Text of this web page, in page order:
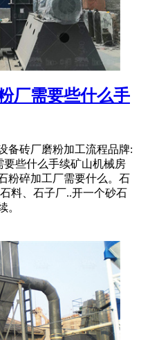
厂需要些什么手
备砖厂磨粉加工流程品牌:
些什么手续矿山机械房
粉碎加工厂需要什么。石
料、石子厂..开一个砂石
。